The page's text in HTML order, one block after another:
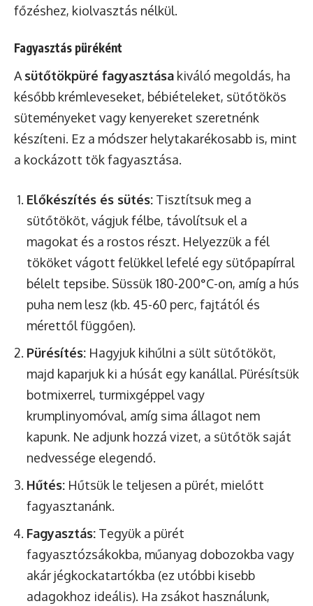
főzéshez, kiolvasztás nélkül.
Fagyasztás püréként
A sütőtökpüré fagyasztása kiváló megoldás, ha
később krémleveseket, bébiételeket, sütőtökös
süteményeket vagy kenyereket szeretnénk
készíteni. Ez a módszer helytakarékosabb is, mint
a kockázott tök fagyasztása.
Előkészítés és sütés: Tisztítsuk meg a
sütőtököt, vágjuk félbe, távolítsuk el a
magokat és a rostos részt. Helyezzük a fél
tököket vágott felükkel lefelé egy sütőpapírral
bélelt tepsibe. Süssük 180-200°C-on, amíg a hús
puha nem lesz (kb. 45-60 perc, fajtától és
mérettől függően).
Pürésítés: Hagyjuk kihűlni a sült sütőtököt,
majd kaparjuk ki a húsát egy kanállal. Pürésítsük
botmixerrel, turmixgéppel vagy
krumplinyomóval, amíg sima állagot nem
kapunk. Ne adjunk hozzá vizet, a sütőtök saját
nedvessége elegendő.
Hűtés: Hűtsük le teljesen a pürét, mielőtt
fagyasztanánk.
Fagyasztás: Tegyük a pürét
fagyasztózsákokba, műanyag dobozokba vagy
akár jégkockatartókba (ez utóbbi kisebb
adagokhoz ideális). Ha zsákot használunk,